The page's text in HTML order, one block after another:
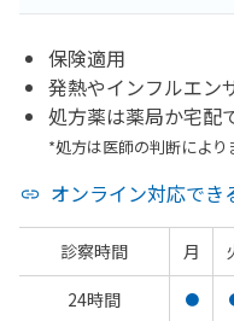
保険適用
発熱やインフルエン
処方薬は薬局か宅配
*処方は医師の判断により
オンライン対応でき
診察時間 月
24時間
●